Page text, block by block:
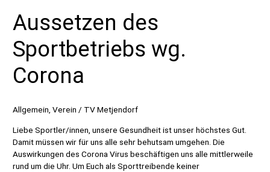
Aussetzen des
Sportbetriebs wg.
Corona
Allgemein ,Verein / TV Metjendorf
Liebe Sportler/innen, unsere Gesundheit ist unser höchstes Gut.
Damit müssen wir für uns alle sehr behutsam umgehen. Die
Auswirkungen des Corona Virus beschäftigen uns alle mittlerweile
rund um die Uhr. Um Euch als Sporttreibende keiner